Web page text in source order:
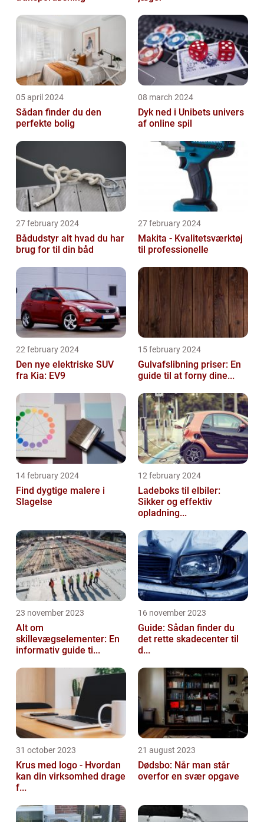
05 april 2024
Sådan finder du den
perfekte bolig
08 march 2024
Dyk ned i Unibets univers
af online spil
27 february 2024
Bådudstyr alt hvad du har
brug for til din båd
27 february 2024
Makita - Kvalitetsværktøj
til professionelle
22 february 2024
Den nye elektriske SUV
fra Kia: EV9
15 february 2024
Gulvafslibning priser: En
guide til at forny dine...
14 february 2024
Find dygtige malere i
Slagelse
12 february 2024
Ladeboks til elbiler:
Sikker og effektiv
opladning...
23 november 2023
Alt om
skillevægselementer: En
informativ guide ti...
16 november 2023
Guide: Sådan finder du
det rette skadecenter til
d...
31 october 2023
Krus med logo - Hvordan
kan din virksomhed drage
f...
21 august 2023
Dødsbo: Når man står
overfor en svær opgave